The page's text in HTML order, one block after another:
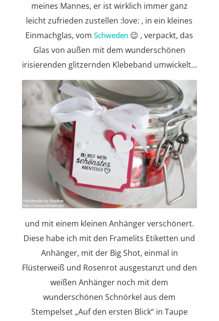
meines Mannes, er ist wirklich immer ganz
leicht zufrieden zustellen :love: , in ein kleines
Einmachglas, vomSchweden 😉 , verpackt, das
Glas von außen mit dem wunderschönen
irisierenden glitzernden Klebeband umwickelt…
und mit einem kleinen Anhänger verschönert.
Diese habe ich mit den Framelits Etiketten und
Anhänger, mit der Big Shot, einmal in
Flüsterweiß und Rosenrot ausgestanzt und den
weißen Anhänger noch mit dem
wunderschönen Schnörkel aus dem
Stempelset „Auf den ersten Blick“ in Taupe